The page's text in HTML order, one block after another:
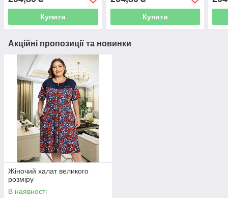
Купити Купити
Акційні пропозиції та новинки
Жіночий халат великого
розміру
В наявності